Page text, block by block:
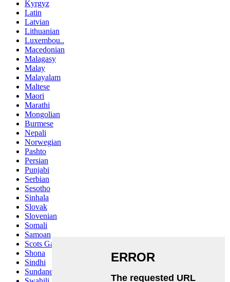
Kyrgyz
Latin
Latvian
Lithuanian
Luxembou..
Macedonian
Malagasy
Malay
Malayalam
Maltese
Maori
Marathi
Mongolian
Burmese
Nepali
Norwegian
Pashto
Persian
Punjabi
Serbian
Sesotho
Sinhala
Slovak
Slovenian
Somali
Samoan
Scots Gaelic
Shona
Sindhi
Sundanese